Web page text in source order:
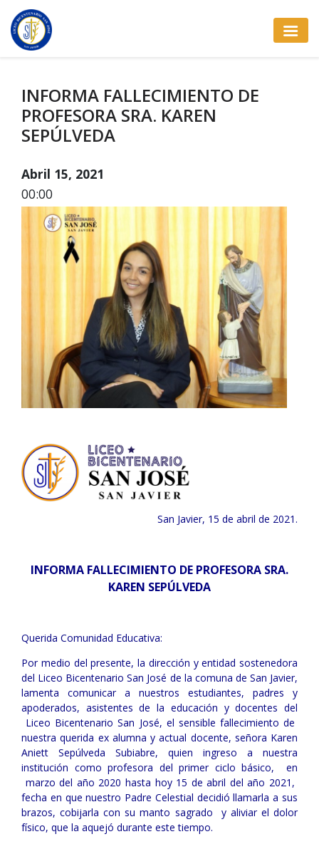
INFORMA FALLECIMIENTO DE
PROFESORA SRA. KAREN
SEPÚLVEDA
Abril 15, 2021
00:00
San Javier, 15 de abril de 2021.
INFORMA FALLECIMIENTO DE PROFESORA SRA.
KAREN SEPÚLVEDA
Querida Comunidad Educativa:
Por medio del presente, la dirección y entidad sostenedora
del Liceo Bicentenario San José de la comuna de San Javier,
lamenta comunicar a nuestros estudiantes, padres y
apoderados, asistentes de la educación y docentes del
Liceo Bicentenario San José, el sensible fallecimiento de
nuestra querida ex alumna y actual docente, señora Karen
Aniett Sepúlveda Subiabre, quien ingreso a nuestra
institución como profesora del primer ciclo básico, en
marzo del año 2020 hasta hoy 15 de abril del año 2021,
fecha en que nuestro Padre Celestial decidió llamarla a sus
brazos, cobijarla con su manto sagrado y aliviar el dolor
físico, que la aquejó durante este tiempo.